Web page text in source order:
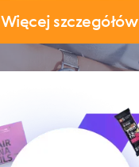
Więcej szczegółów